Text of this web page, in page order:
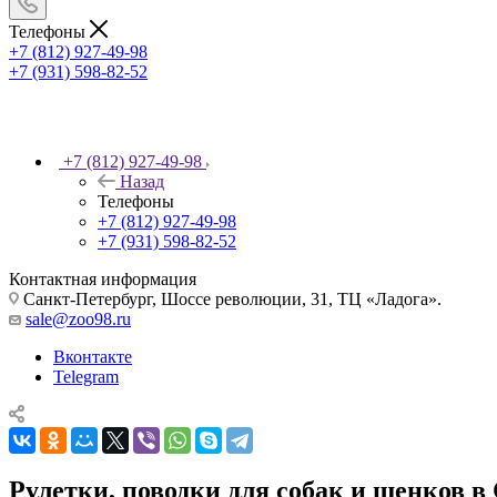
Телефоны
+7 (812) 927-49-98
+7 (931) 598-82-52
+7 (812) 927-49-98
Назад
Телефоны
+7 (812) 927-49-98
+7 (931) 598-82-52
Контактная информация
Санкт-Петербург, Шоссе революции, 31, ТЦ «Ладога».
sale@zoo98.ru
Вконтакте
Telegram
Рулетки, поводки для собак и щенков в